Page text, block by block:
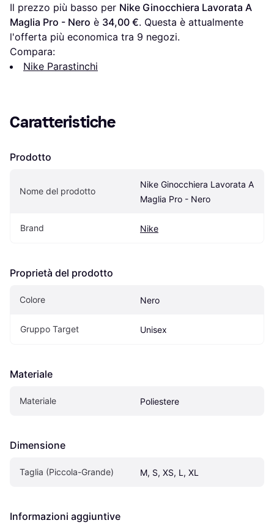
Il prezzo più basso per Nike Ginocchiera Lavorata A
Maglia Pro - Nero è 34,00 €. Questa è attualmente
l'offerta più economica tra 9 negozi.
Compara:
Nike Parastinchi
Caratteristiche
Prodotto
Nome del prodotto
Nike Ginocchiera Lavorata A
Maglia Pro - Nero
Brand Nike
Proprietà del prodotto
Colore Nero
Gruppo Target Unisex
Materiale
Materiale Poliestere
Dimensione
Taglia (Piccola-Grande) M, S, XS, L, XL
Informazioni aggiuntive